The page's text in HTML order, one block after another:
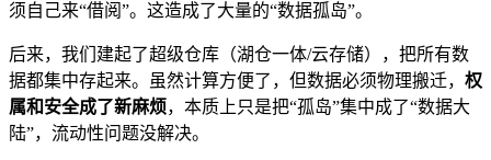
须自己来“借阅”。这造成了大量的“数据孤岛”。
后来，我们建起了超级仓库（湖仓一体/云存储），把所有数
据都集中存起来。虽然计算方便了，但数据必须物理搬迁， 权
属和安全成了新麻烦，本质上只是把“孤岛”集中成了“数据大
陆”，流动性问题没解决。